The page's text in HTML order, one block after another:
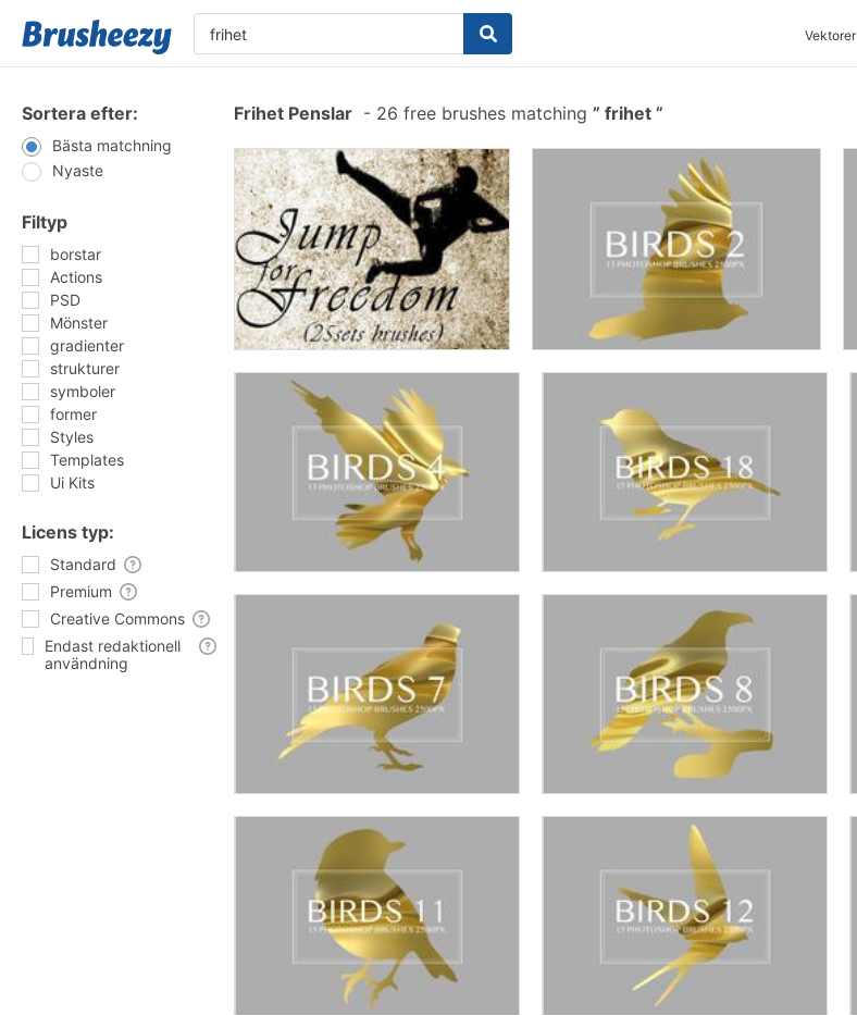
Vektorer
Sortera efter:
Bästa matchning
Nyaste
Filtyp
borstar
Actions
PSD
Mönster
gradienter
strukturer
symboler
former
Styles
Templates
Ui Kits
Licens typ:
Standard
Premium
Creative Commons
Endast redaktionell
användning
Frihet Penslar - 26 free brushes matching frihet